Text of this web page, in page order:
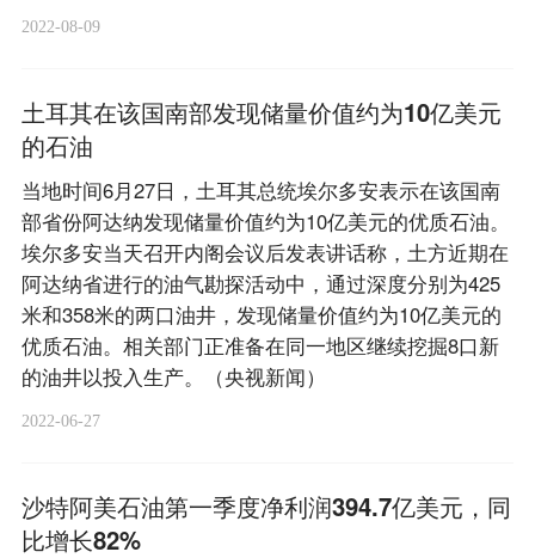
2022-08-09
土耳其在该国南部发现储量价值约为10亿美元
的石油
当地时间6月27日，土耳其总统埃尔多安表示在该国南
部省份阿达纳发现储量价值约为10亿美元的优质石油。
埃尔多安当天召开内阁会议后发表讲话称，土方近期在
阿达纳省进行的油气勘探活动中，通过深度分别为425
米和358米的两口油井，发现储量价值约为10亿美元的
优质石油。相关部门正准备在同一地区继续挖掘8口新
的油井以投入生产。（央视新闻）
2022-06-27
沙特阿美石油第一季度净利润394.7亿美元，同
比增长82%